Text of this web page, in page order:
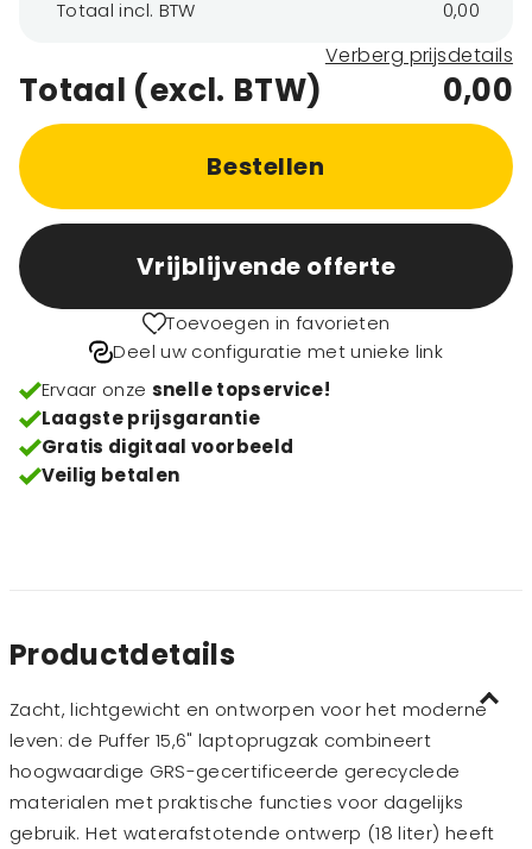
Totaal incl. BTW
0,00
Verberg prijsdetails
Totaal (excl. BTW) 0,00
Bestellen
Vrijblijvende offerte
Toevoegen in favorieten
Deel uw configuratie met unieke link
Ervaar onze snelle topservice!
Laagste prijsgarantie
Gratis digitaal voorbeeld
Veilig betalen
Productdetails
Zacht, lichtgewicht en ontworpen voor het moderne
leven: de Puffer 15,6" laptoprugzak combineert
hoogwaardige GRS-gecertificeerde gerecyclede
materialen met praktische functies voor dagelijks
gebruik. Het waterafstotende ontwerp (18 liter) heeft